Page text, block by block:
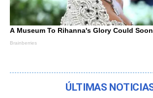
ÚLTIMAS